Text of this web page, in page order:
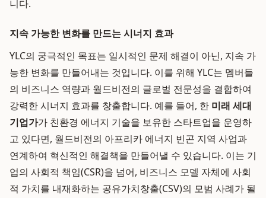
니다.
지속 가능한 변화를 만드는 시너지 효과
YLC의 궁극적인 목표는 일시적인 문제 해결이 아닌, 지속 가
능한 변화를 만들어내는 것입니다. 이를 위해 YLC는 멤버들
의 비즈니스 역량과 월드비전의 글로벌 전문성을 결합하여
강력한 시너지 효과를 창출합니다. 예를 들어, 한 미래 세대
기업가가 친환경 에너지 기술을 보유한 스타트업을 운영하
고 있다면, 월드비전의 아프리카 에너지 빈곤 지역 사업과
연계하여 혁신적인 해결책을 만들어낼 수 있습니다. 이는 기
업의 사회적 책임(CSR)을 넘어, 비즈니스 모델 자체에 사회
적 가치를 내재화하는 공유가치창출(CSV)의 모범 사례가 될